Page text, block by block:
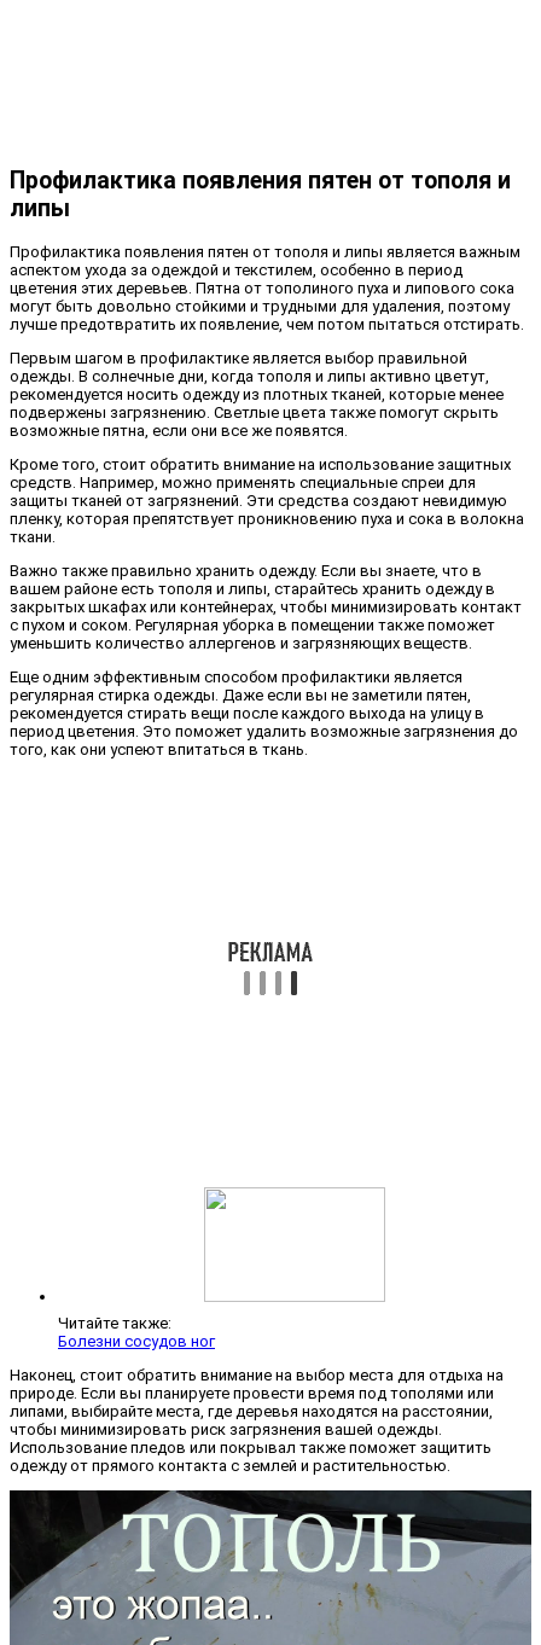
Профилактика появления пятен от тополя и
липы
Профилактика появления пятен от тополя и липы является важным
аспектом ухода за одеждой и текстилем, особенно в период
цветения этих деревьев. Пятна от тополиного пуха и липового сока
могут быть довольно стойкими и трудными для удаления, поэтому
лучше предотвратить их появление, чем потом пытаться отстирать.
Первым шагом в профилактике является выбор правильной
одежды. В солнечные дни, когда тополя и липы активно цветут,
рекомендуется носить одежду из плотных тканей, которые менее
подвержены загрязнению. Светлые цвета также помогут скрыть
возможные пятна, если они все же появятся.
Кроме того, стоит обратить внимание на использование защитных
средств. Например, можно применять специальные спреи для
защиты тканей от загрязнений. Эти средства создают невидимую
пленку, которая препятствует проникновению пуха и сока в волокна
ткани.
Важно также правильно хранить одежду. Если вы знаете, что в
вашем районе есть тополя и липы, старайтесь хранить одежду в
закрытых шкафах или контейнерах, чтобы минимизировать контакт
с пухом и соком. Регулярная уборка в помещении также поможет
уменьшить количество аллергенов и загрязняющих веществ.
Еще одним эффективным способом профилактики является
регулярная стирка одежды. Даже если вы не заметили пятен,
рекомендуется стирать вещи после каждого выхода на улицу в
период цветения. Это поможет удалить возможные загрязнения до
того, как они успеют впитаться в ткань.
Читайте также:
Болезни сосудов ног
Наконец, стоит обратить внимание на выбор места для отдыха на
природе. Если вы планируете провести время под тополями или
липами, выбирайте места, где деревья находятся на расстоянии,
чтобы минимизировать риск загрязнения вашей одежды.
Использование пледов или покрывал также поможет защитить
одежду от прямого контакта с землей и растительностью.